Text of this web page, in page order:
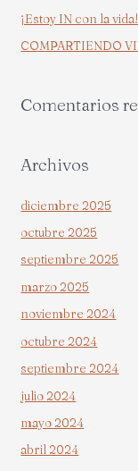
r
:
¡Estoy IN con la vida!
COMPARTIENDO
Comentarios
Archivos
diciembre 2025
octubre 2025
septiembre 2025
marzo 2025
noviembre 2024
octubre 2024
septiembre 2024
julio 2024
mayo 2024
abril 2024